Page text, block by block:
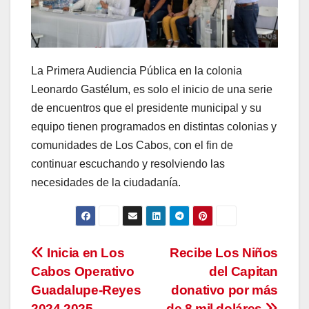
La Primera Audiencia Pública en la colonia
Leonardo Gastélum, es solo el inicio de una serie
de encuentros que el presidente municipal y su
equipo tienen programados en distintas colonias y
comunidades de Los Cabos, con el fin de
continuar escuchando y resolviendo las
necesidades de la ciudadanía.
Navegación
de
Recibe Los Niños
del Capitan
donativo por más
Inicia en Los
Cabos Operativo
Guadalupe-Reyes